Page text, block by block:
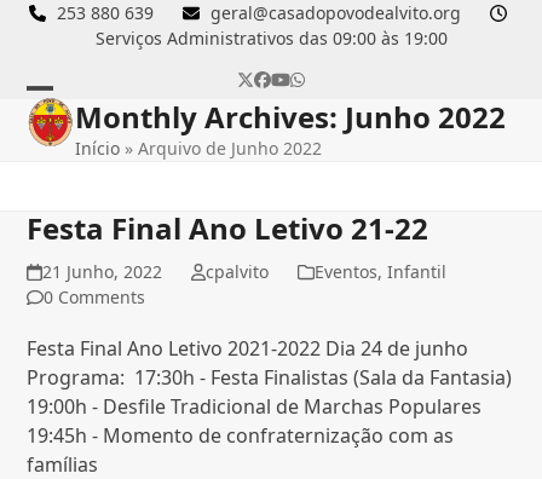
Skip
253 880 639
geral@casadopovodealvito.org
Serviços Administrativos das 09:00 às 19:00
Twitter
Facebook
YouTube
Whatsapp
Open
mobile
Close
mobile
Monthly Archives: Junho 2022
Início »Arquivo de Junho 2022
Festa Final Ano Letivo 21-22
21 Junho, 2022 cpalvito Eventos, Infantil
0 Comments
Festa Final Ano Letivo 2021-2022 Dia 24 de junho
Programa: 17:30h - Festa Finalistas (Sala da Fantasia)
19:00h - Desfile Tradicional de Marchas Populares
19:45h - Momento de confraternização com as
famílias